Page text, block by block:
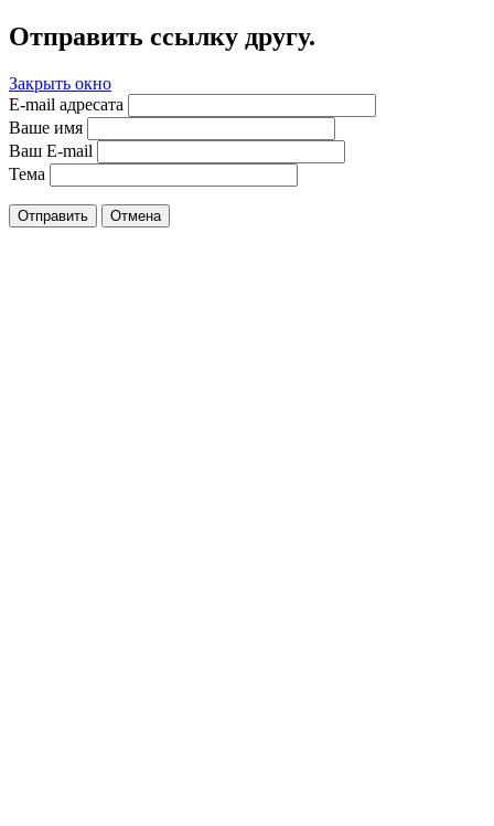
Отправить ссылку другу.
Закрыть окно
E-mail адресата
Ваше имя
Ваш E-mail
Тема
Отправить Отмена